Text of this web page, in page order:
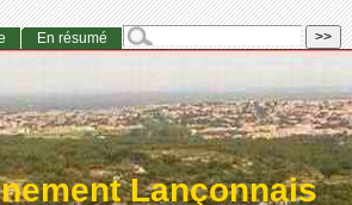
Lançonnais
En résumé